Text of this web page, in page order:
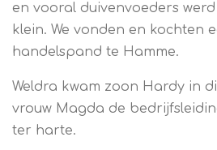
en vooral duivenvoeders
klein. We vonden en kochten
handelspand te Hamme.
Weldra kwam zoon Hardy in
vrouw Magda de
ter harte.